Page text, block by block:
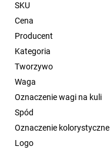
SKU
Cena
Producent
Kategoria
Tworzywo
Waga
Oznaczenie wagi na kuli
Spód
Oznaczenie kolorystyczne
Logo